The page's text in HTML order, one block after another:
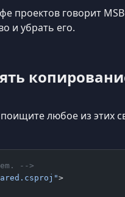
проектов говорит
и убрать его.
любое из этих
-->
>